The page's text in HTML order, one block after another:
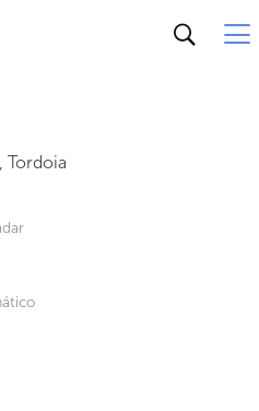
, Tordoia
Tordoia